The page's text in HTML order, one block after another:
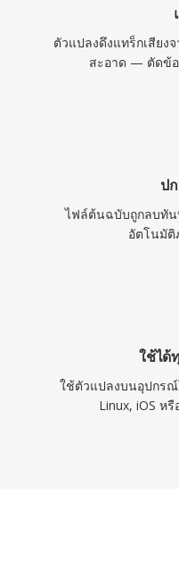
ตัวแปลงดึงแทร็กเสียง
สะอาด — ตัดข้อ
ป
ไฟล์ต้นฉบับถูกลบทัน
อัตโนมัติ
ใช้ได้
ใช้ตัวแปลงบนอุปกรณ์
Linux, iOS ห